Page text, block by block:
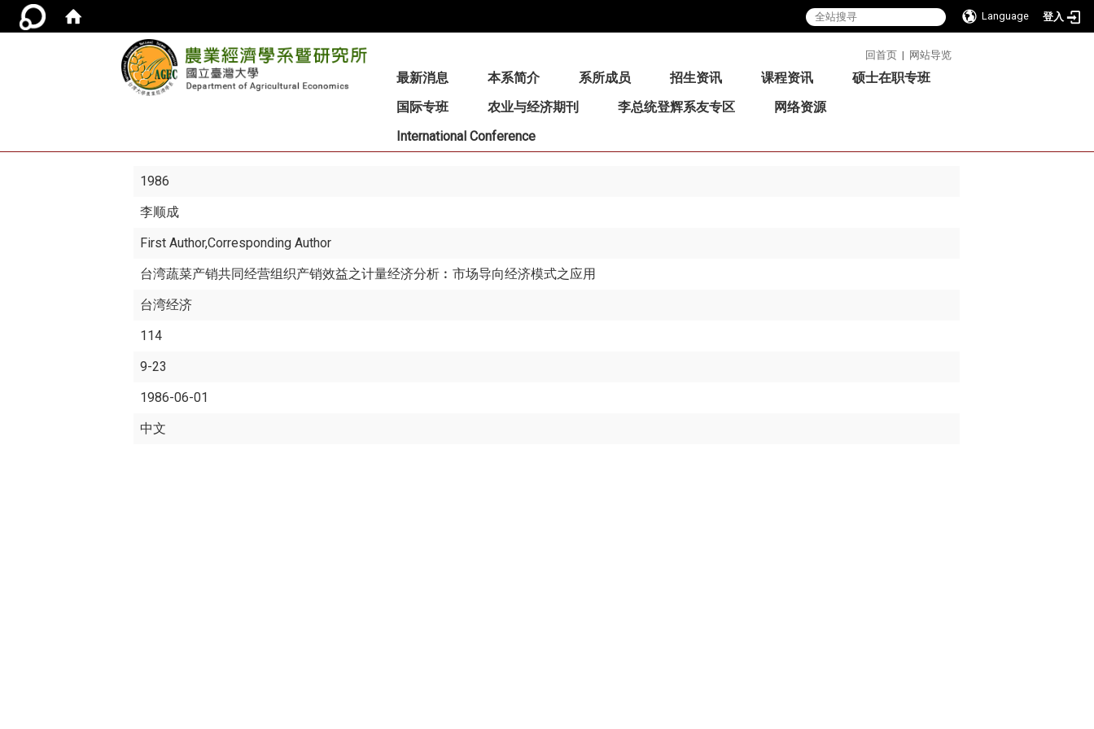
Language 登入
回首页 | 网站导览
最新消息 本系简介 系所成员 招生资讯 课程资讯
硕士在职专班
国际专班
农业与经济期刊 李总统登辉系友专区
网络资源
International Conference
1986
李顺成
First Author,Corresponding Author
台湾蔬菜产销共同经营组织产销效益之计量经济分析︰市场导向经济模式之应用
台湾经济
114
9-23
1986-06-01
中文